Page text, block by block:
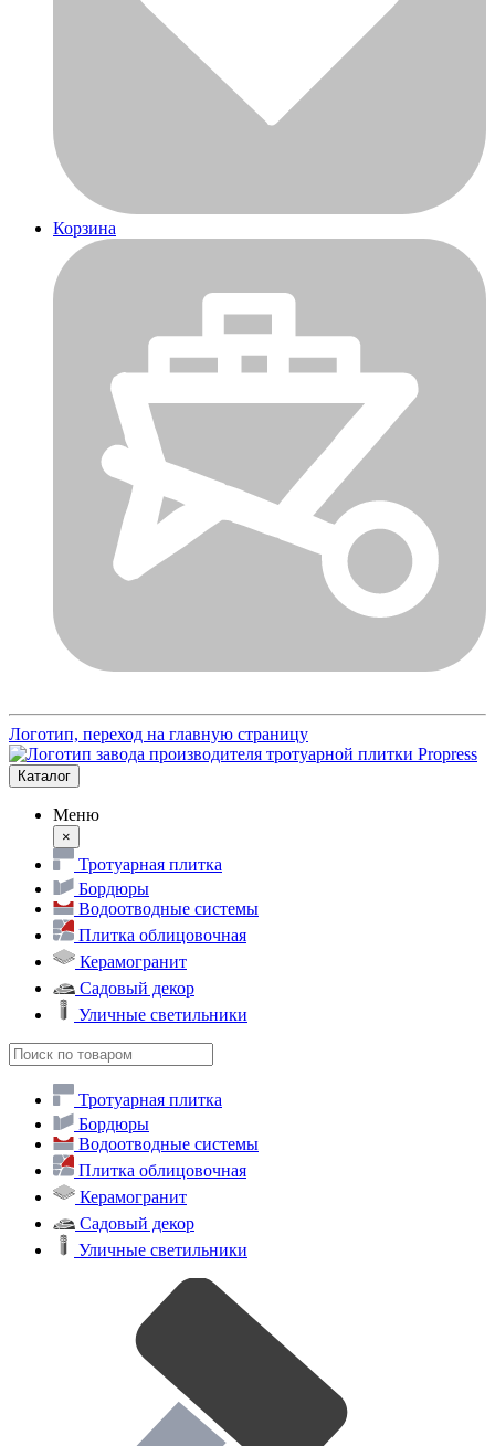
Корзина
Логотип, переход на главную страницу
Каталог
Меню
×
Тротуарная плитка
Водоотводные системы
Керамогранит
Садовый декор
Уличные светильники
Тротуарная плитка
Водоотводные системы
Плитка облицовочная
Керамогранит
Садовый декор
Уличные светильники